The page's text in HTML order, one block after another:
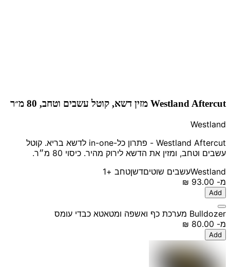
Westland Aftercut מזין דשא, קוטל עשבים וטחב, 80 מ״ר
Westland
Westland Aftercut - פתרון כל-in-one לדשא בריא. קוטל
עשבים וטחב, ומזין את הדשא לירוק מהיר. כיסוי 80 מ״ר.
Westlandעשבים שוטיםדשןטחב +1
מ-
Add
Bulldozer מערכת כף ואשפה ומטאטא כבדי עומס
מ-
Add